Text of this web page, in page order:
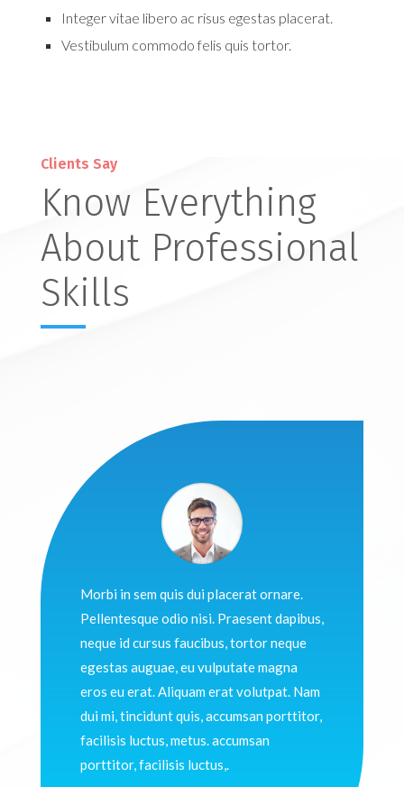
Integer vitae libero ac risus egestas placerat.
Vestibulum commodo felis quis tortor.
Clients Say
Know Everything
About Professional
Skills
Morbi in sem quis dui placerat ornare.
Pellentesque odio nisi. Praesent dapibus,
neque id cursus faucibus, tortor neque
egestas auguae, eu vulputate magna
eros eu erat. Aliquam erat volutpat. Nam
dui mi, tincidunt quis, accumsan porttitor,
facilisis luctus, metus. accumsan
porttitor, facilisis luctus,.